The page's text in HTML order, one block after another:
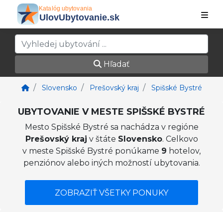
Hľadať
Slovensko Prešovský kraj Spišské Bystré
UBYTOVANIE V MESTE SPIŠSKÉ BYSTRÉ
Mesto Spišské Bystré sa nachádza v regióne
Prešovský kraj v štáte Slovensko. Celkovo
v meste Spišské Bystré ponúkame 9 hotelov,
penziónov alebo iných možností ubytovania.
ZOBRAZIŤ VŠETKY PONUKY